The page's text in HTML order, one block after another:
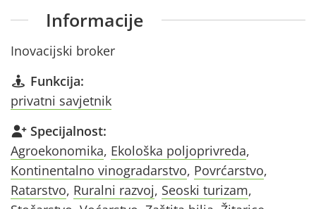
Informacije
Inovacijski broker
Funkcija:
privatni savjetnik
Specijalnost:
Agroekonomika, Ekološka poljoprivreda,
Kontinentalno vinogradarstvo, Povrćarstvo,
Ratarstvo, Ruralni razvoj, Seoski turizam,